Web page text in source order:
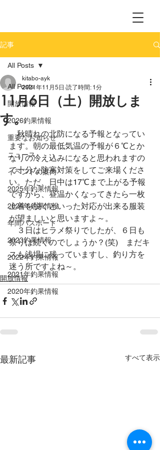
記事
All Posts
開放情報
2026釣果情報
重要なお知らせ
ニュース
イベントの案内
2025年釣果情報
2024年釣果情報
年間パスポート
2023釣果情報
2022年釣果情報
2021年釣果情報
2020年釣果情報
All Posts
11月6日（土）開放しま
す。
kitabo-ayk
2021年11月5日 読了時間: 1分
秋晴れの北防になる予報となってい
ます。朝の最低気温の予報が６℃とか
なりの冷え込みになると思われますの
で十分な防寒対策をしてご来場くださ
い。ただ、日中は17℃まで上がる予報
ですから、昼温かくなってきたら一枚
上着を脱ぐといった対応が出来る服装
が望ましいと思いますよ～。
３日はヒラメ祭りでしたが、６日も
祭りは続くのでしょうか？(笑)　まだキ
スも浅場に残っていますし、釣り方を
迷う所ですよね～。
開放情報
最新記事 すべて表示